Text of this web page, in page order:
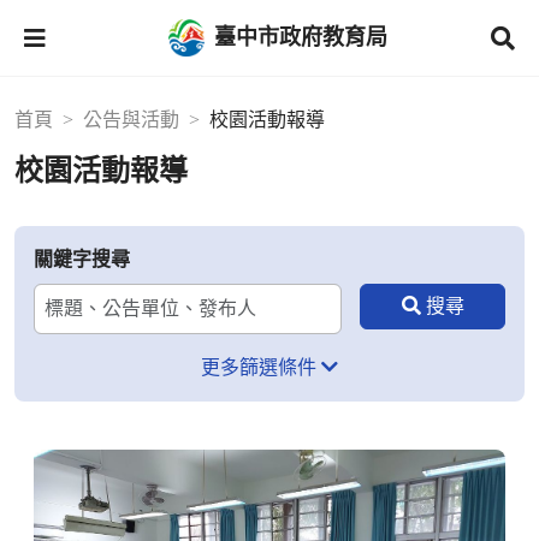
臺中市政府教育局
首頁 公告與活動 校園活動報導
校園活動報導
關鍵字搜尋
更多篩選條件